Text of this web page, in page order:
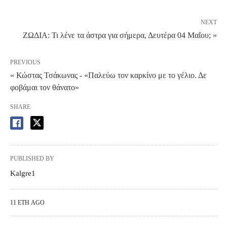
NEXT
ΖΩΔΙΑ: Τι λένε τα άστρα για σήμερα, Δευτέρα 04 Μαΐου; »
PREVIOUS
« Κώστας Τσάκωνας - «Παλεύω τον καρκίνο με το γέλιο. Δε
φοβάμαι τον θάνατο»
SHARE
PUBLISHED BY
Kalgre1
11 ΈΤΗ AGO